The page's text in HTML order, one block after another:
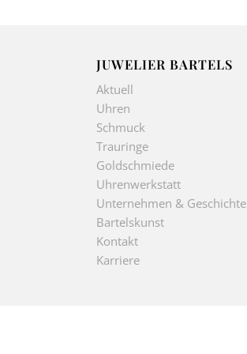
JUWELIER BARTELS
Aktuell
Uhren
Schmuck
Trauringe
Goldschmiede
Uhrenwerkstatt
Unternehmen & Geschichte
Bartelskunst
Kontakt
Karriere